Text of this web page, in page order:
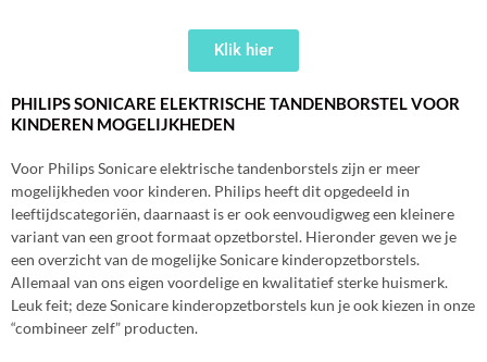
Klik hier
PHILIPS SONICARE ELEKTRISCHE TANDENBORSTEL VOOR
KINDEREN MOGELIJKHEDEN
Voor Philips Sonicare elektrische tandenborstels zijn er meer
mogelijkheden voor kinderen. Philips heeft dit opgedeeld in
leeftijdscategoriën, daarnaast is er ook eenvoudigweg een kleinere
variant van een groot formaat opzetborstel. Hieronder geven we je
een overzicht van de mogelijke Sonicare kinderopzetborstels.
Allemaal van ons eigen voordelige en kwalitatief sterke huismerk.
Leuk feit; deze Sonicare kinderopzetborstels kun je ook kiezen in onze
“combineer zelf” producten.